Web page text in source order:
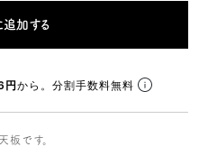
円から。分割手数料無料
です。